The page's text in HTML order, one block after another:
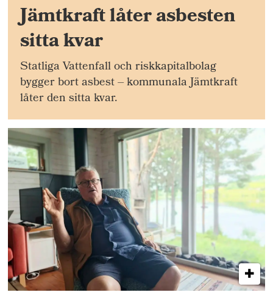
Jämtkraft låter asbesten
sitta kvar
Statliga Vattenfall och riskkapitalbolag
bygger bort asbest – kommunala Jämtkraft
låter den sitta kvar.